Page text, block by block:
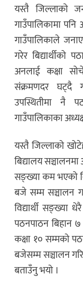
यस्तै जिल्लाको
गाउँपालिकामा
गाउँपालिकाले
गरेर बिद्यार्थीको
अनलाई कक्षा
संक्रमणदर घट्दै
उपस्थितीमा नै
गाउँपालिकाका
यस्तै जिल्लाको
बिद्यालय
सङ्ख्या कम भएको
बजे सम्म सञ्चालन
विद्यार्थी सङ्ख्या
पठनपाठन बिहान
कक्षा १० सम्मको
बजेसम्म सञ्चालन
बताउँनु भयो ।